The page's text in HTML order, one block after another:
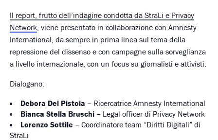
Il report, frutto dell’indagine condotta da StraLi e Privacy
Network, viene presentato in collaborazione con Amnesty
International, da sempre in prima linea sul tema della
repressione del dissenso e con campagne sulla sorveglianza
a livello internazionale, con un focus su giornalisti e attivisti.
Dialogano:
Debora Del Pistoia – Ricercatrice Amnesty International
Bianca Stella Bruschi – Legal officer di Privacy Network
Lorenzo Sottile – Coordinatore team “Diritti Digitali” di
StraLi